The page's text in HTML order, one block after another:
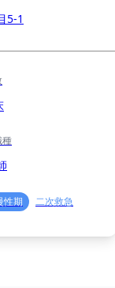
5-1
種
性期
二次救急